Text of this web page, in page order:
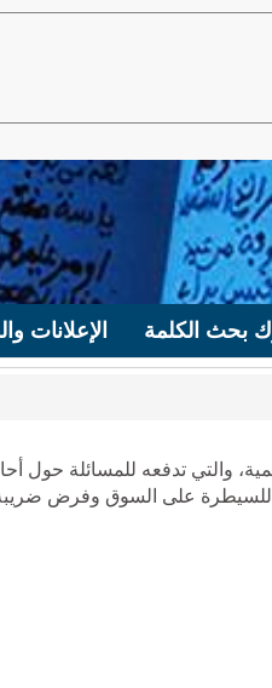
بحث الكلمة الإعلانات
والتي تدفعه للمسائلة حول
للسيطرة على السوق وفرض